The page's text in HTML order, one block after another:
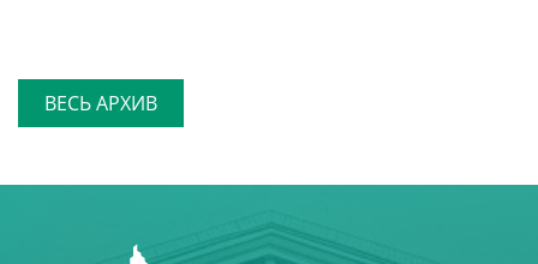
ВЕСЬ АРХИВ